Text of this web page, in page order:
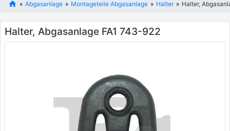
Abgasanlage Montageteile Abgasanlage Halter Halter,
Halter, Abgasanlage FA1 743-922